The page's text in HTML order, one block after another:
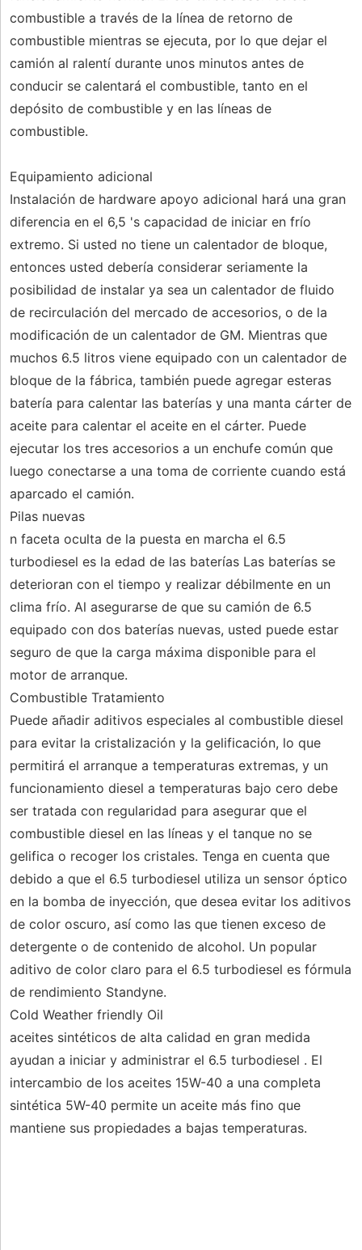
combustible a través de la línea de retorno de
combustible mientras se ejecuta, por lo que dejar el
camión al ralentí durante unos minutos antes de
conducir se calentará el combustible, tanto en el
depósito de combustible y en las líneas de
combustible.
Equipamiento adicional
Instalación de hardware apoyo adicional hará una gran
diferencia en el 6,5 's capacidad de iniciar en frío
extremo. Si usted no tiene un calentador de bloque,
entonces usted debería considerar seriamente la
posibilidad de instalar ya sea un calentador de fluido
de recirculación del mercado de accesorios, o de la
modificación de un calentador de GM. Mientras que
muchos 6.5 litros viene equipado con un calentador de
bloque de la fábrica, también puede agregar esteras
batería para calentar las baterías y una manta cárter de
aceite para calentar el aceite en el cárter. Puede
ejecutar los tres accesorios a un enchufe común que
luego conectarse a una toma de corriente cuando está
aparcado el camión.
Pilas nuevas
n faceta oculta de la puesta en marcha el 6.5
turbodiesel es la edad de las baterías Las baterías se
deterioran con el tiempo y realizar débilmente en un
clima frío. Al asegurarse de que su camión de 6.5
equipado con dos baterías nuevas, usted puede estar
seguro de que la carga máxima disponible para el
motor de arranque.
Combustible Tratamiento
Puede añadir aditivos especiales al combustible diesel
para evitar la cristalización y la gelificación, lo que
permitirá el arranque a temperaturas extremas, y un
funcionamiento diesel a temperaturas bajo cero debe
ser tratada con regularidad para asegurar que el
combustible diesel en las líneas y el tanque no se
gelifica o recoger los cristales. Tenga en cuenta que
debido a que el 6.5 turbodiesel utiliza un sensor óptico
en la bomba de inyección, que desea evitar los aditivos
de color oscuro, así como las que tienen exceso de
detergente o de contenido de alcohol. Un popular
aditivo de color claro para el 6.5 turbodiesel es fórmula
de rendimiento Standyne.
Cold Weather friendly Oil
aceites sintéticos de alta calidad en gran medida
ayudan a iniciar y administrar el 6.5 turbodiesel . El
intercambio de los aceites 15W-40 a una completa
sintética 5W-40 permite un aceite más fino que
mantiene sus propiedades a bajas temperaturas.